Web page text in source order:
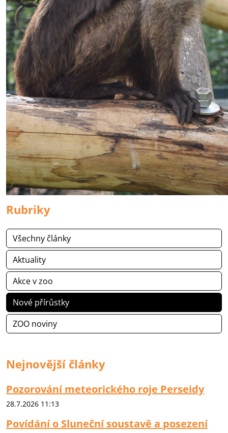
Rubriky
Všechny články
Aktuality
Akce v zoo
Nové přírůstky
ZOO noviny
Nejnovější články
Pozorování meteorického roje Perseidy
28.7.2026 11:13
Povídání o Sluneční soustavě a posezení